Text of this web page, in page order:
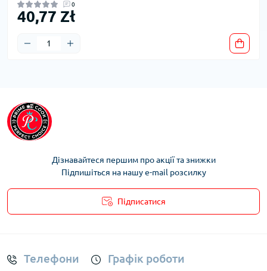
0
40,77 Zł
Дізнавайтеся першим про акції та знижки
Підпишіться на нашу e-mail розсилку
Підписатися
Телефони Графік роботи